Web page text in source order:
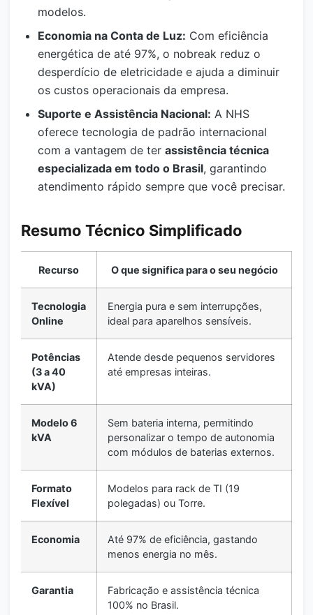
modelos.
Economia na Conta de Luz: Com eficiência
energética de até 97%, o nobreak reduz o
desperdício de eletricidade e ajuda a diminuir
os custos operacionais da empresa.
Suporte e Assistência Nacional: A NHS
oferece tecnologia de padrão internacional
com a vantagem de ter assistência técnica
especializada em todo o Brasil, garantindo
atendimento rápido sempre que você precisar.
Resumo Técnico Simplificado
Recurso O que significa para o seu negócio
Tecnologia
Online
Energia pura e sem interrupções,
ideal para aparelhos sensíveis.
Potências
(3 a 40
kVA)
Atende desde pequenos servidores
até empresas inteiras.
Modelo 6
kVA
Sem bateria interna, permitindo
personalizar o tempo de autonomia
com módulos de baterias externos.
Formato
Flexível
Modelos para rack de TI (19
polegadas) ou Torre.
Economia
Até 97% de eficiência, gastando
menos energia no mês.
Garantia
Fabricação e assistência técnica
100% no Brasil.